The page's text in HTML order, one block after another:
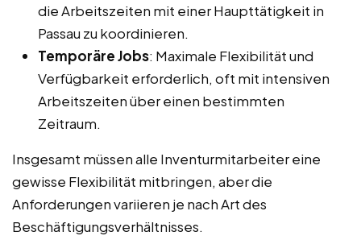
die Arbeitszeiten mit einer Haupttätigkeit in
Passau zu koordinieren.
Temporäre Jobs: Maximale Flexibilität und
Verfügbarkeit erforderlich, oft mit intensiven
Arbeitszeiten über einen bestimmten
Zeitraum.
Insgesamt müssen alle Inventurmitarbeiter eine
gewisse Flexibilität mitbringen, aber die
Anforderungen variieren je nach Art des
Beschäftigungsverhältnisses.